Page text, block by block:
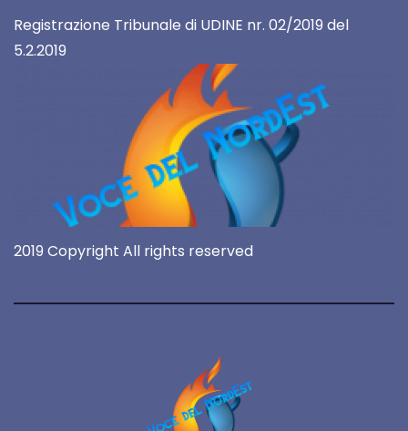
Registrazione Tribunale di UDINE nr. 02/2019 del
5.2.2019
2019 Copyright All rights reserved